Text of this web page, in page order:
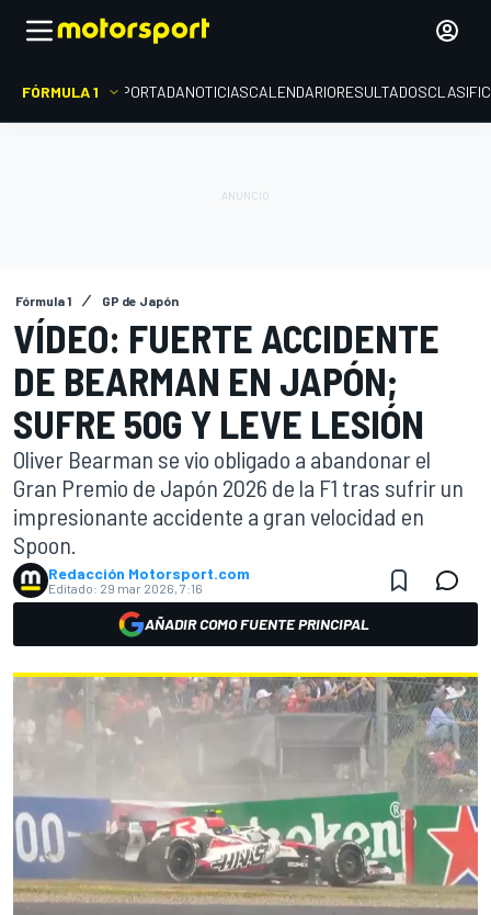
FÓRMULA 1 PORTADANOTICIASCALENDARIORESULTADOS
Fórmula 1 GP de Japón
VÍDEO: FUERTE ACCIDENTE
DE BEARMAN EN JAPÓN;
SUFRE 50G Y LEVE LESIÓN
Oliver Bearman se vio obligado a abandonar el
Gran Premio de Japón 2026 de la F1 tras sufrir un
impresionante accidente a gran velocidad en
Spoon.
Redacción Motorsport.com
Editado: 29 mar 2026, 7:16
AÑADIR COMO FUENTE PRINCIPAL